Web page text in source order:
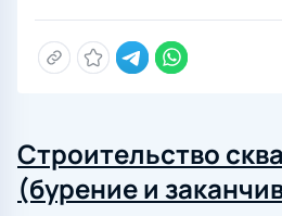
Строительство
(бурение и